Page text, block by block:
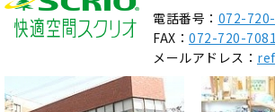
電話番号： 072-
FAX： 072-720-7081
メールアドレス：